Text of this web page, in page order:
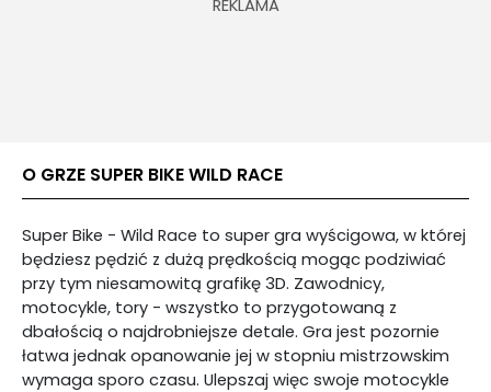
O GRZE SUPER BIKE WILD RACE
Super Bike - Wild Race to super gra wyścigowa, w której
będziesz pędzić z dużą prędkością mogąc podziwiać
przy tym niesamowitą grafikę 3D. Zawodnicy,
motocykle, tory - wszystko to przygotowaną z
dbałością o najdrobniejsze detale. Gra jest pozornie
łatwa jednak opanowanie jej w stopniu mistrzowskim
wymaga sporo czasu. Ulepszaj więc swoje motocykle